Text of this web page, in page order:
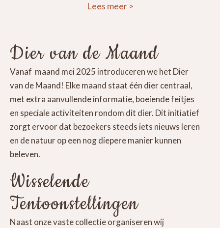
Lees meer >
Dier van de Maand
Vanaf maand mei 2025 introduceren we het Dier
van de Maand! Elke maand staat één dier centraal,
met extra aanvullende informatie, boeiende feitjes
en speciale activiteiten rondom dit dier. Dit initiatief
zorgt ervoor dat bezoekers steeds iets nieuws leren
en de natuur op een nog diepere manier kunnen
beleven.
Wisselende
Tentoonstellingen
Naast onze vaste collectie organiseren wij